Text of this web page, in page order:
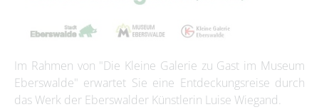
Im Rahmen von "Die Kleine Galerie zu Gast im Museum
Eberswalde" erwartet Sie eine Entdeckungsreise durch
das Werk der Eberswalder Künstlerin Luise Wiegand.